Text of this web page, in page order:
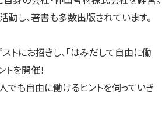
動し、著書も多数出版されています。
トにお招きし、「はみだして自由に働
トを開催！
でも自由に働けるヒントを伺っていき